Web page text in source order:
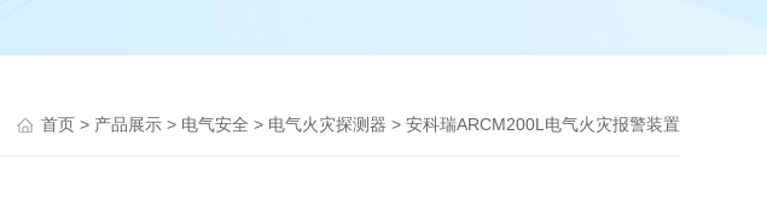
首页 > 产品展示 > 电气安全 > 电气火灾探测器 > 安科瑞ARCM200L电气火灾报警装置